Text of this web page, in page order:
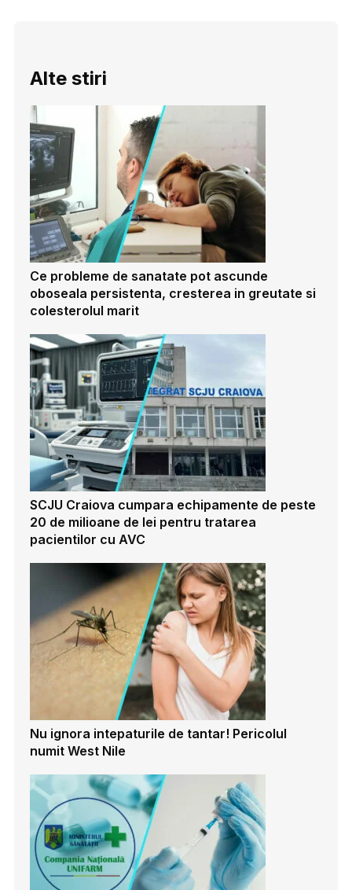
Alte stiri
Ce probleme de sanatate pot ascunde
oboseala persistenta, cresterea in greutate si
colesterolul marit
SCJU Craiova cumpara echipamente de peste
20 de milioane de lei pentru tratarea
pacientilor cu AVC
Nu ignora intepaturile de tantar! Pericolul
numit West Nile